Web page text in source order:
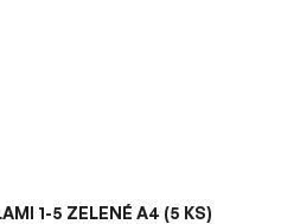
1-5 ZELENÉ A4 (5 KS)